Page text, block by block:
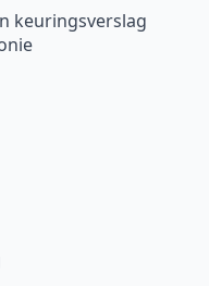
keuringsverslag